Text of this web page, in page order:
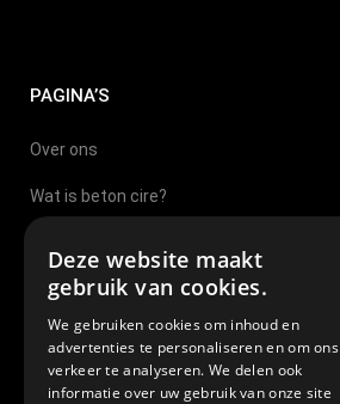
PAGINA’S
Over ons
Wat is beton cire?
Beton Cire Sittard
Beton Cire Eindhoven
Beton Cire Tilburg
Deze website maakt
gebruik van cookies.
We gebruiken cookies om inhoud en
advertenties te personaliseren en om ons
verkeer te analyseren. We delen ook
informatie over uw gebruik van onze site